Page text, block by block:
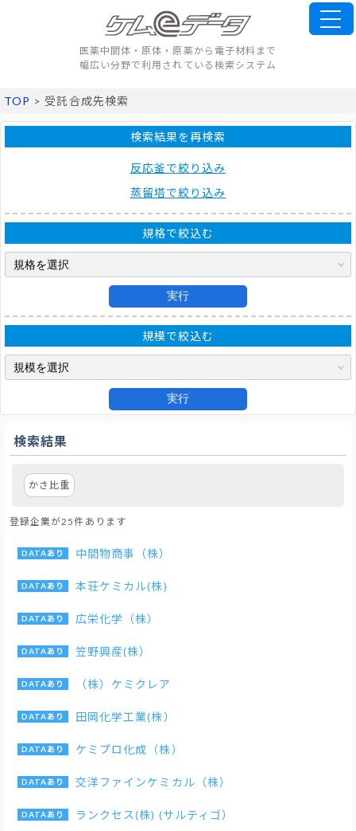
医薬中間体・原体・原薬から電子材料まで
幅広い分野で利用されている検索システム
TOP > 受託合成先検索
検索結果を再検索
反応釜で絞り込み
蒸留塔で絞り込み
規格で絞込む
実行
規模で絞込む
実行
検索結果
かさ比重
登録企業が25件あります
中間物商事（株）
本荘ケミカル(株)
広栄化学（株）
笠野興産(株）
（株）ケミクレア
田岡化学工業(株）
ケミプロ化成（株）
交洋ファインケミカル（株）
ランクセス(株) (サルティゴ）